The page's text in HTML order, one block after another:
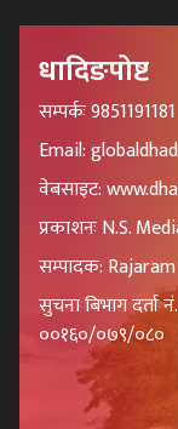
धादिङपोष्ट
सम्पर्कः 9851191181
Email:
वेबसाइट:
प्रकाशनः N.S.
सम्पादक:
सुचना बिभाग दर्ता
००१६०/०७९/०८०